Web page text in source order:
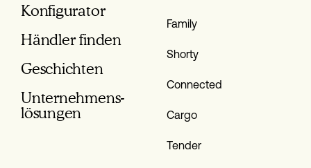
Konfigurator
Händler finden
Geschichten
Unternehmens­
lösungen
Family
Shorty
Connected
Cargo
Tender